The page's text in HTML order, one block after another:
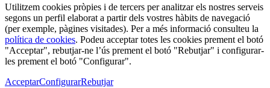
Utilitzem cookies pròpies i de tercers per analitzar els nostres serveis
segons un perfil elaborat a partir dels vostres hàbits de navegació
(per exemple, pàgines visitades). Per a més informació consulteu la
política de cookies. Podeu acceptar totes les cookies prement el botó
"Acceptar", rebutjar-ne l’ús prement el botó "Rebutjar" i configurar-
les prement el botó "Configurar".
AcceptarConfigurarRebutjar